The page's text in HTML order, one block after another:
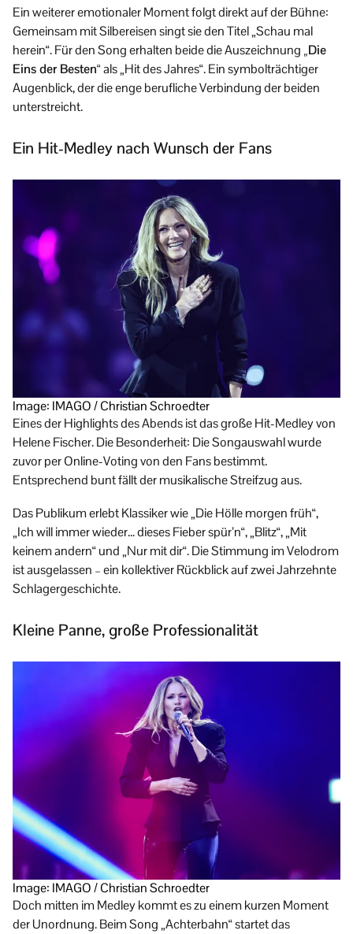
Ein weiterer emotionaler Moment folgt direkt auf der Bühne:
Gemeinsam mit Silbereisen singt sie den Titel „Schau mal
herein“. Für den Song erhalten beide die Auszeichnung „Die
Eins der Besten“als „Hit des Jahres“. Ein symbolträchtiger
Augenblick, der die enge berufliche Verbindung der beiden
unterstreicht.
Ein Hit-Medley nach Wunsch der Fans
Image: IMAGO / Christian Schroedter
Eines der Highlights des Abends ist das große Hit-Medley von
Helene Fischer. Die Besonderheit: Die Songauswahl wurde
zuvor per Online-Voting von den Fans bestimmt.
Entsprechend bunt fällt der musikalische Streifzug aus.
Das Publikum erlebt Klassiker wie „Die Hölle morgen früh“,
„Ich will immer wieder… dieses Fieber spür’n“, „Blitz“, „Mit
keinem andern“ und „Nur mit dir“. Die Stimmung im Velodrom
ist ausgelassen – ein kollektiver Rückblick auf zwei Jahrzehnte
Schlagergeschichte.
Kleine Panne, große Professionalität
Image: IMAGO / Christian Schroedter
Doch mitten im Medley kommt es zu einem kurzen Moment
der Unordnung. Beim Song „Achterbahn“ startet das